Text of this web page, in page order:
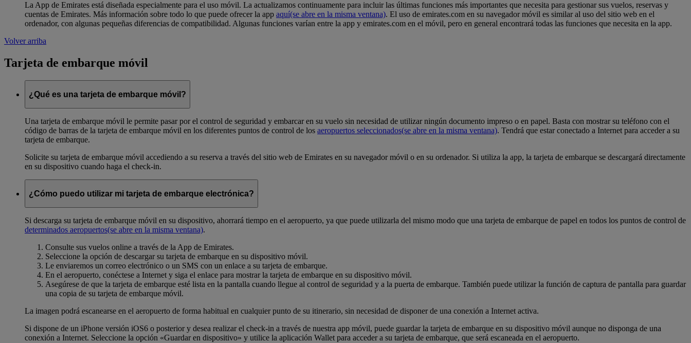
La App de Emirates está diseñada especialmente para el uso móvil. La actualizamos continuamente para incluir las últimas funciones más importantes que necesita para gestionar sus vuelos, reservas y
cuentas de Emirates. Más información sobre todo lo que puede ofrecer la app aquí(se abre en la misma ventana). El uso de emirates.com en su navegador móvil es similar al uso del sitio web en el
ordenador, con algunas pequeñas diferencias de compatibilidad. Algunas funciones varían entre la app y emirates.com en el móvil, pero en general encontrará todas las funciones que necesita en la app.
Volver arriba
Tarjeta de embarque móvil
¿Qué es una tarjeta de embarque móvil?
Una tarjeta de embarque móvil le permite pasar por el control de seguridad y embarcar en su vuelo sin necesidad de utilizar ningún documento impreso o en papel. Basta con mostrar su teléfono con el
código de barras de la tarjeta de embarque móvil en los diferentes puntos de control de los aeropuertos seleccionados(se abre en la misma ventana). Tendrá que estar conectado a Internet para acceder a su
tarjeta de embarque.
Solicite su tarjeta de embarque móvil accediendo a su reserva a través del sitio web de Emirates en su navegador móvil o en su ordenador. Si utiliza la app, la tarjeta de embarque se descargará directamente
en su dispositivo cuando haga el check-in.
¿Cómo puedo utilizar mi tarjeta de embarque electrónica?
Si descarga su tarjeta de embarque móvil en su dispositivo, ahorrará tiempo en el aeropuerto, ya que puede utilizarla del mismo modo que una tarjeta de embarque de papel en todos los puntos de control de
determinados aeropuertos(se abre en la misma ventana).
Consulte sus vuelos online a través de la App de Emirates.
Seleccione la opción de descargar su tarjeta de embarque en su dispositivo móvil.
Le enviaremos un correo electrónico o un SMS con un enlace a su tarjeta de embarque.
En el aeropuerto, conéctese a Internet y siga el enlace para mostrar la tarjeta de embarque en su dispositivo móvil.
Asegúrese de que la tarjeta de embarque esté lista en la pantalla cuando llegue al control de seguridad y a la puerta de embarque. También puede utilizar la función de captura de pantalla para guardar
una copia de su tarjeta de embarque móvil.
La imagen podrá escanearse en el aeropuerto de forma habitual en cualquier punto de su itinerario, sin necesidad de disponer de una conexión a Internet activa.
Si dispone de un iPhone versión iOS6 o posterior y desea realizar el check-in a través de nuestra app móvil, puede guardar la tarjeta de embarque en su dispositivo móvil aunque no disponga de una
conexión a Internet. Seleccione la opción «Guardar en dispositivo» y utilice la aplicación Wallet para acceder a su tarjeta de embarque, que será escaneada en el aeropuerto.